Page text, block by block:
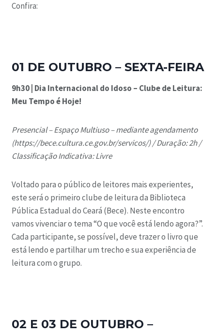
Confira:
01 DE OUTUBRO – SEXTA-FEIRA
9h30 | Dia Internacional do Idoso – Clube de Leitura:
Meu Tempo é Hoje!
Presencial – Espaço Multiuso – mediante agendamento
(https://bece.cultura.ce.gov.br/servicos/) / Duração: 2h /
Classificação Indicativa: Livre
Voltado para o público de leitores mais experientes,
este será o primeiro clube de leitura da Biblioteca
Pública Estadual do Ceará (Bece). Neste encontro
vamos vivenciar o tema “O que você está lendo agora?”.
Cada participante, se possível, deve trazer o livro que
está lendo e partilhar um trecho e sua experiência de
leitura com o grupo.
02 E 03 DE OUTUBRO –